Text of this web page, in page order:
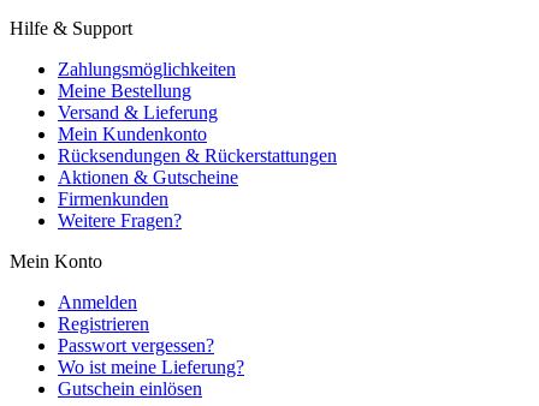
Hilfe & Support
Zahlungsmöglichkeiten
Meine Bestellung
Versand & Lieferung
Mein Kundenkonto
Rücksendungen & Rückerstattungen
Aktionen & Gutscheine
Firmenkunden
Weitere Fragen?
Mein Konto
Anmelden
Registrieren
Passwort vergessen?
Wo ist meine Lieferung?
Gutschein einlösen